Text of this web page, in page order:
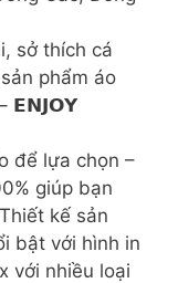
sở thích cá
phẩm áo
𝗘𝗡𝗝𝗢𝗬
để lựa chọn –
giúp bạn
kế sản
bật với hình in
với nhiều loại